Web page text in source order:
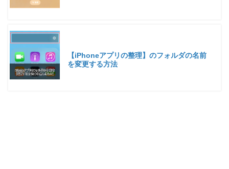
【iPhoneアプリの整理】のフォルダの名前
を変更する方法